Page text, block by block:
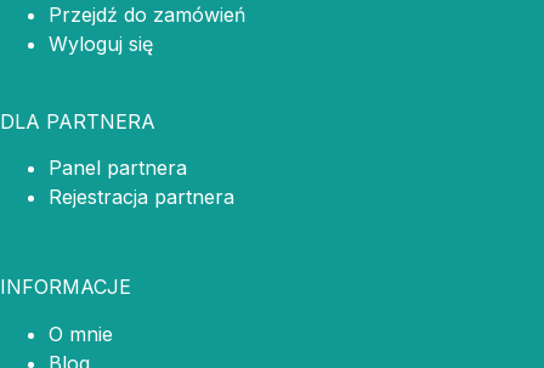
Przejdź do zamówień
Wyloguj się
DLA PARTNERA
Panel partnera
Rejestracja partnera
INFORMACJE
O mnie